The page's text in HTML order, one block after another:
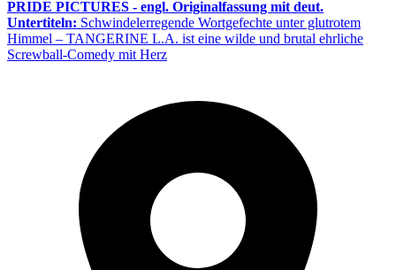
PRIDE PICTURES - engl. Originalfassung mit deut.
Untertiteln: Schwindelerregende Wortgefechte unter glutrotem
Himmel – TANGERINE L.A. ist eine wilde und brutal ehrliche
Screwball-Comedy mit Herz